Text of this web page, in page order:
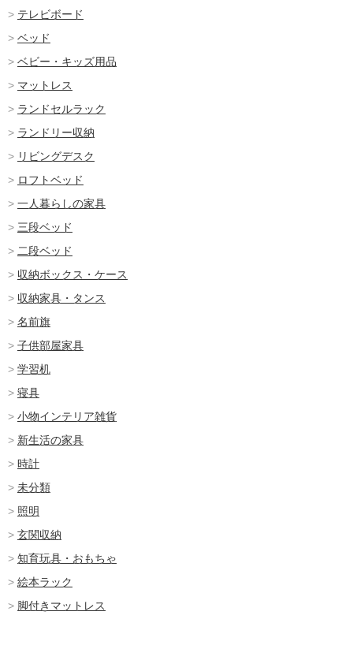
テレビボード
ベッド
ベビー・キッズ用品
マットレス
ランドセルラック
ランドリー収納
リビングデスク
ロフトベッド
一人暮らしの家具
三段ベッド
二段ベッド
収納ボックス・ケース
収納家具・タンス
名前旗
子供部屋家具
学習机
寝具
小物インテリア雑貨
新生活の家具
時計
未分類
照明
玄関収納
知育玩具・おもちゃ
絵本ラック
脚付きマットレス